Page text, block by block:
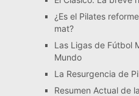
¿Es el Pilates
mat?
Las Ligas de Fútbol
Mundo
La Resurgencia de
Resumen Actual de